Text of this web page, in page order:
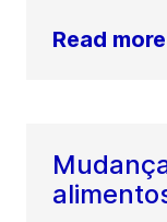
Read more